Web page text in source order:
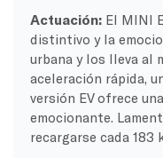
Actuación:El MINI
distintivo y la
urbana y los lleva al
aceleración rápida,
versión EV ofrece
emocionante.
recargarse cada 183